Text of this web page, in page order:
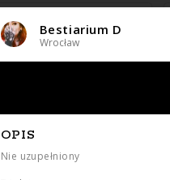
Bestiarium D
Wrocław
OPIS
Nie uzupełniony